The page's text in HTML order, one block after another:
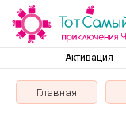
Активация
Главная